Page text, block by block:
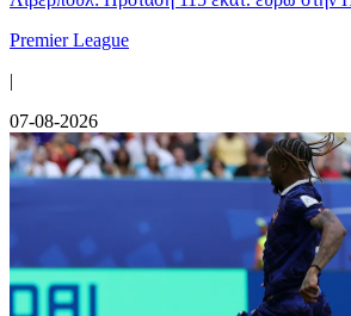
Premier League
|
07-08-2026